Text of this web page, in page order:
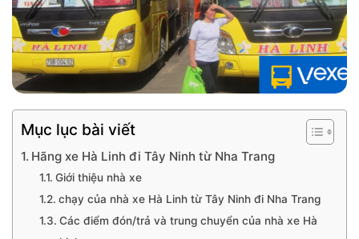
Mục lục bài viết
Hãng xe Hà Linh đi Tây Ninh từ Nha Trang
Giới thiệu nhà xe
chạy của nhà xe Hà Linh từ Tây Ninh đi Nha Trang
Các điểm đón/trả và trung chuyển của nhà xe Hà